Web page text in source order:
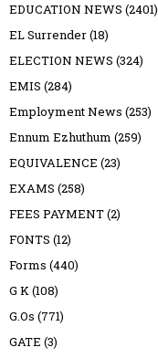
EDUCATION NEWS (2401)
EL Surrender(18)
ELECTION NEWS (324)
EMIS (284)
Employment News (253)
Ennum Ezhuthum (259)
EQUIVALENCE (23)
EXAMS (258)
FEES PAYMENT(2)
FONTS (12)
Forms (440)
G K(108)
G.Os (771)
GATE (3)